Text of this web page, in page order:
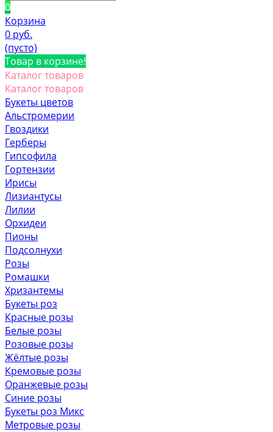
0
Корзина
0 руб.
(пусто)
Товар в корзине!
Каталог товаров
Каталог товаров
Букеты цветов
Альстромерии
Гвоздики
Герберы
Гипсофила
Гортензии
Ирисы
Лизиантусы
Лилии
Орхидеи
Пионы
Подсолнухи
Розы
Ромашки
Хризантемы
Букеты роз
Красные розы
Белые розы
Розовые розы
Жёлтые розы
Кремовые розы
Оранжевые розы
Синие розы
Букеты роз Микс
Метровые розы